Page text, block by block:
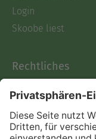
Login
Skoobe liest
Rechtliches
AGB
Informationen
Act